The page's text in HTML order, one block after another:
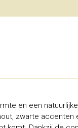
en een
zwarte accenten